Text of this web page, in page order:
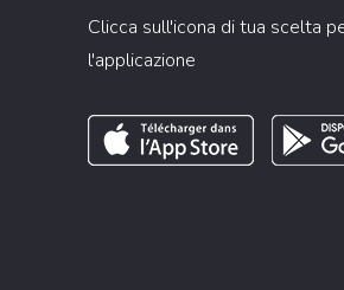
Clicca sull'icona di tua scelta
l'applicazione